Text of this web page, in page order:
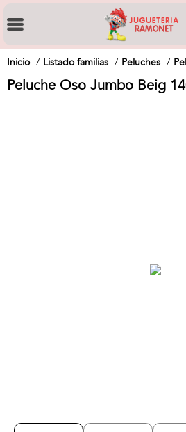
Inicio Listado familias Peluches
Peluche Oso Jumbo Beig